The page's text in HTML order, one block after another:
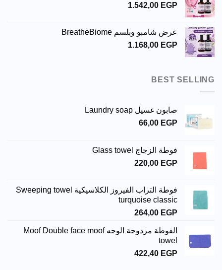
1.542,00 EGP
عرض شامبو وبلسم BreatheBiome
1.168,00 EGP
BEST SELLING
صابون غسيل Laundry soap
66,00 EGP
فوطة الزجاج Glass towel
220,00 EGP
فوطة التراب الفيروز الكلاسيكية Sweeping towel
turquoise classic
264,00 EGP
الفوطة مزدوجة الوجه Moof Double face moof
towel
422,40 EGP